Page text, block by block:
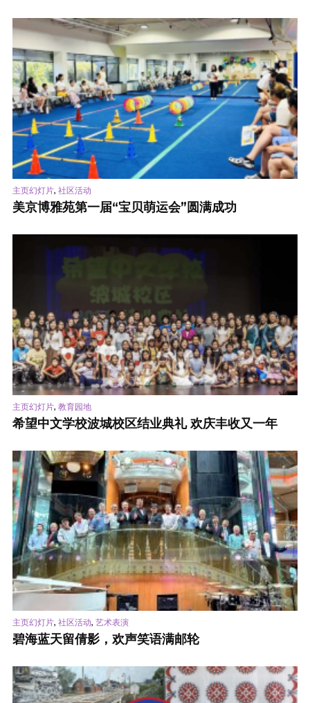
主页幻灯片, 社区活动
美京博雅苑第一届“宝贝萌运会”圆满成功
主页幻灯片, 教育园地
希望中文学校波城校区结业典礼 欢庆丰收又一年
主页幻灯片, 社区活动, 艺术表演
碧海蓝天留倩影，欢声笑语满邮轮